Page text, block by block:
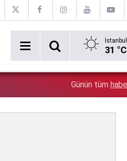
İstanbul
31 °C
Bugün saat 14.00'da bir araya
Günün tüm